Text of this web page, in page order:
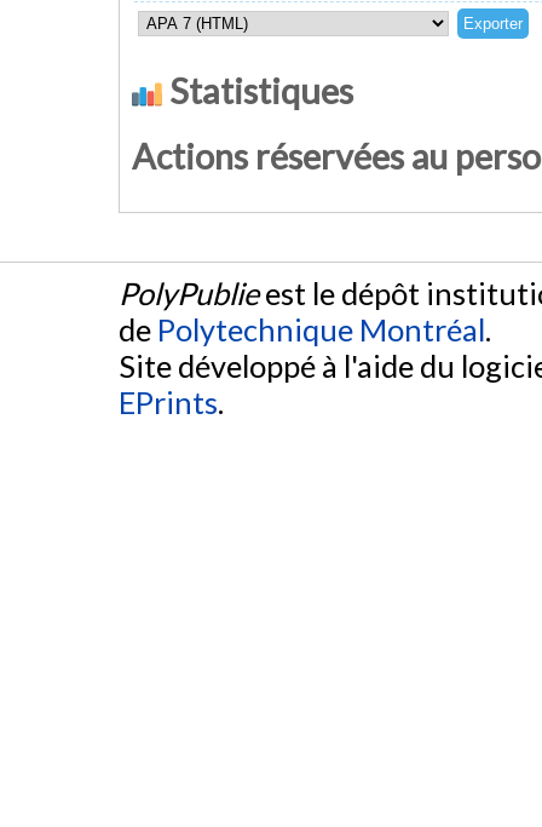
Statistiques
Actions réservées au
PolyPublieest le dépôt
de Polytechnique Montréal.
Site développé à l'aide du
EPrints.